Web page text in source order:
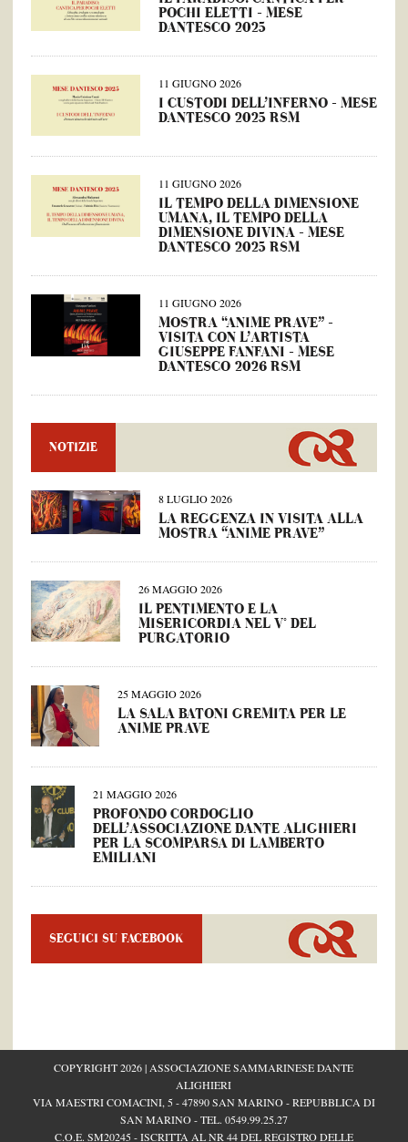
POCHI ELETTI – MESE
DANTESCO 2025
11 GIUGNO 2026
I CUSTODI DELL’INFERNO – MESE
DANTESCO 2025 RSM
11 GIUGNO 2026
IL TEMPO DELLA DIMENSIONE
UMANA, IL TEMPO DELLA
DIMENSIONE DIVINA – MESE
DANTESCO 2025 RSM
11 GIUGNO 2026
MOSTRA “ANIME PRAVE” –
VISITA CON L’ARTISTA
GIUSEPPE FANFANI – MESE
DANTESCO 2026 RSM
NOTIZIE
8 LUGLIO 2026
LA REGGENZA IN VISITA ALLA
MOSTRA “ANIME PRAVE”
26 MAGGIO 2026
IL PENTIMENTO E LA
MISERICORDIA NEL V° DEL
PURGATORIO
25 MAGGIO 2026
LA SALA BATONI GREMITA PER LE
ANIME PRAVE
21 MAGGIO 2026
PROFONDO CORDOGLIO
DELL’ASSOCIAZIONE DANTE ALIGHIERI
PER LA SCOMPARSA DI LAMBERTO
EMILIANI
SEGUICI SU FACEBOOK
COPYRIGHT 2026 | ASSOCIAZIONE SAMMARINESE DANTE
ALIGHIERI
VIA MAESTRI COMACINI, 5 - 47890 SAN MARINO - REPUBBLICA DI
SAN MARINO - TEL. 0549.99.25.27
C.O.E. SM20245 - ISCRITTA AL NR 44 DEL REGISTRO DELLE